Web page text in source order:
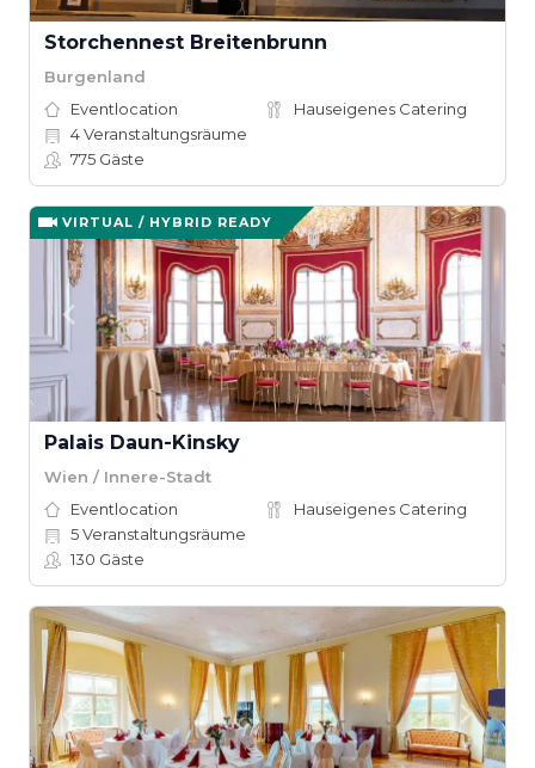
Storchennest Breitenbrunn
Burgenland
Eventlocation
Hauseigenes Catering
4Veranstaltungsräume
775 Gäste
VIRTUAL / HYBRID READY
Palais Daun-Kinsky
Wien / Innere-Stadt
Eventlocation
Hauseigenes Catering
5Veranstaltungsräume
130 Gäste